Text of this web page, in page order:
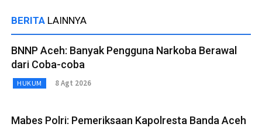
BERITA LAINNYA
BNNP Aceh: Banyak Pengguna Narkoba Berawal
dari Coba-coba
HUKUM 8 Agt 2026
Mabes Polri: Pemeriksaan Kapolresta Banda Aceh